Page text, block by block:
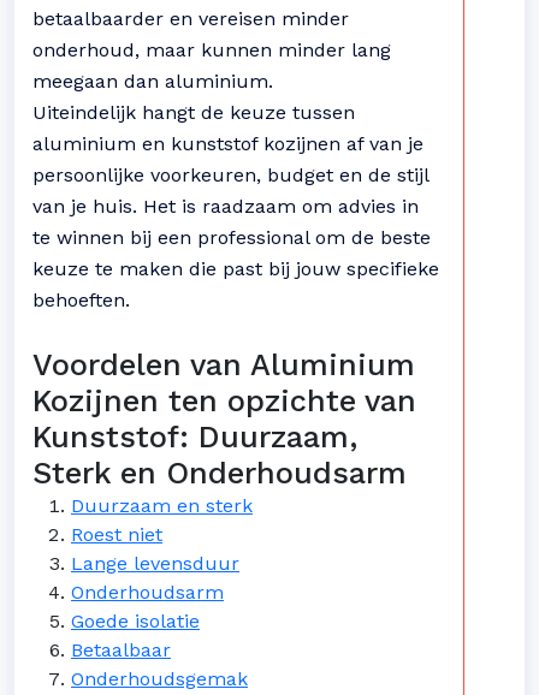
betaalbaarder en vereisen minder
onderhoud, maar kunnen minder lang
meegaan dan aluminium.
Uiteindelijk hangt de keuze tussen
aluminium en kunststof kozijnen af van je
persoonlijke voorkeuren, budget en de stijl
van je huis. Het is raadzaam om advies in
te winnen bij een professional om de beste
keuze te maken die past bij jouw specifieke
behoeften.
Voordelen van Aluminium
Kozijnen ten opzichte van
Kunststof: Duurzaam,
Sterk en Onderhoudsarm
Duurzaam en sterk
Roest niet
Lange levensduur
Onderhoudsarm
Goede isolatie
Betaalbaar
Onderhoudsgemak